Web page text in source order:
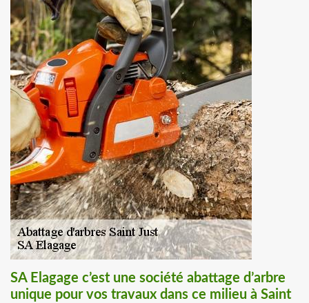
SA Elagage c’est une société abattage d’arbre
unique pour vos travaux dans ce milieu à Saint